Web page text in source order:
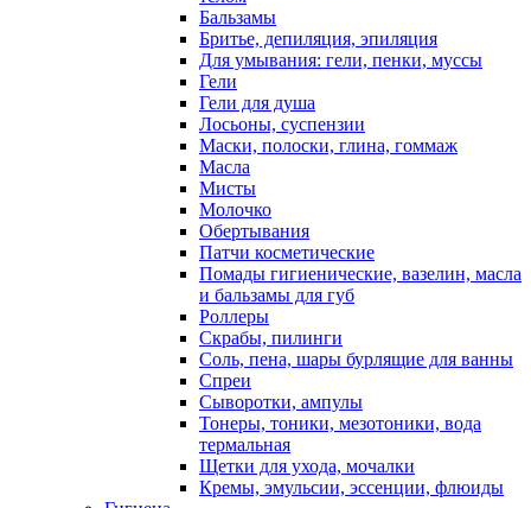
Бальзамы
Бритье, депиляция, эпиляция
Для умывания: гели, пенки, муссы
Гели
Гели для душа
Лосьоны, суспензии
Маски, полоски, глина, гоммаж
Масла
Мисты
Молочко
Обертывания
Патчи косметические
Помады гигиенические, вазелин, масла
и бальзамы для губ
Роллеры
Скрабы, пилинги
Соль, пена, шары бурлящие для ванны
Спреи
Сыворотки, ампулы
Тонеры, тоники, мезотоники, вода
термальная
Щетки для ухода, мочалки
Кремы, эмульсии, эссенции, флюиды